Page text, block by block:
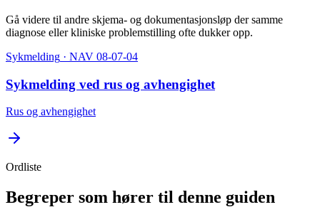
Gå videre til andre skjema- og dokumentasjonsløp der samme
diagnose eller kliniske problemstilling ofte dukker opp.
Sykmelding · NAV 08-07-04
Sykmelding ved rus og avhengighet
Rus og avhengighet
Ordliste
Begreper som hører til denne guiden